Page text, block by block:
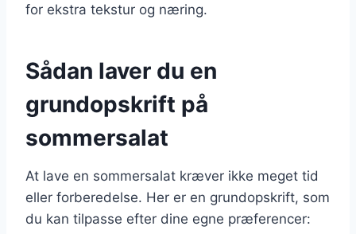
for ekstra tekstur og næring.
Sådan laver du en
grundopskrift på
sommersalat
At lave en sommersalat kræver ikke meget tid
eller forberedelse. Her er en grundopskrift, som
du kan tilpasse efter dine egne præferencer: